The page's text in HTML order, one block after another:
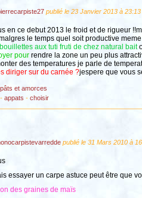
publié le 23 Janvier 2013 à
en ce debut 2013 le froid et de rigueur
le temps quel soit productive
bouillettes aux tuti fruti de chez natural bait
pour rendre la zone un peu plus
des temperatures je parle de
diriger sur du carnée ?jespere que vous
et amorces
appats - choisir
publié le 31 Mars 2010 à
essayer un carpe astuce peut être que
des graines de maïs